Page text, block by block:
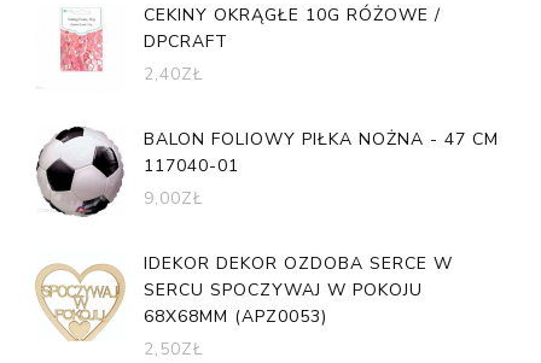
CEKINY OKRĄGŁE 10G RÓŻOWE /
DPCRAFT
2,40ZŁ
BALON FOLIOWY PIŁKA NOŻNA - 47 CM
117040-01
9,00ZŁ
IDEKOR DEKOR OZDOBA SERCE W
SERCU SPOCZYWAJ W POKOJU
68X68MM (APZ0053)
2,50ZŁ